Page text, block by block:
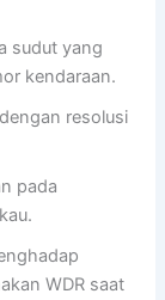
sudut yang
kendaraan.
resolusi
pada
WDR saat